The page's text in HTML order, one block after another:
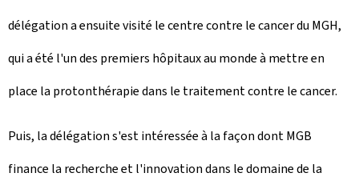
délégation a ensuite visité le centre contre le cancer du MGH,
qui a été l'un des premiers hôpitaux au monde à mettre en
place la protonthérapie dans le traitement contre le cancer.
Puis, la délégation s'est intéressée à la façon dont MGB
finance la recherche et l'innovation dans le domaine de la